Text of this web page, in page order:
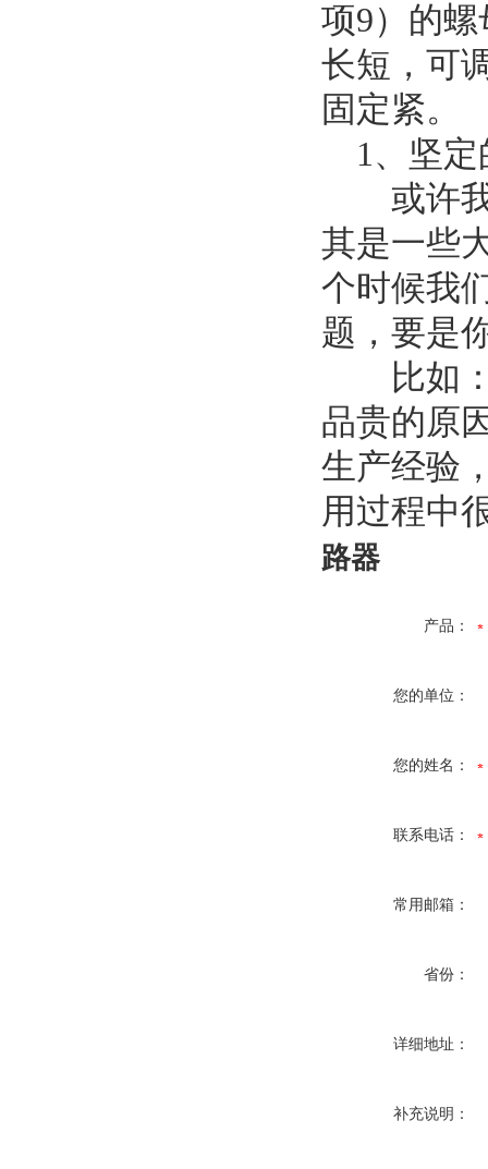
项9）的
长短，可
固定紧。
1、坚定
或许我
其是一些
个时候我
题，要是
比如：
品贵的原
生产经验
用过程中
路器
产品：
您的单位：
您的姓名：
联系电话：
常用邮箱：
省份：
详细地址：
补充说明：